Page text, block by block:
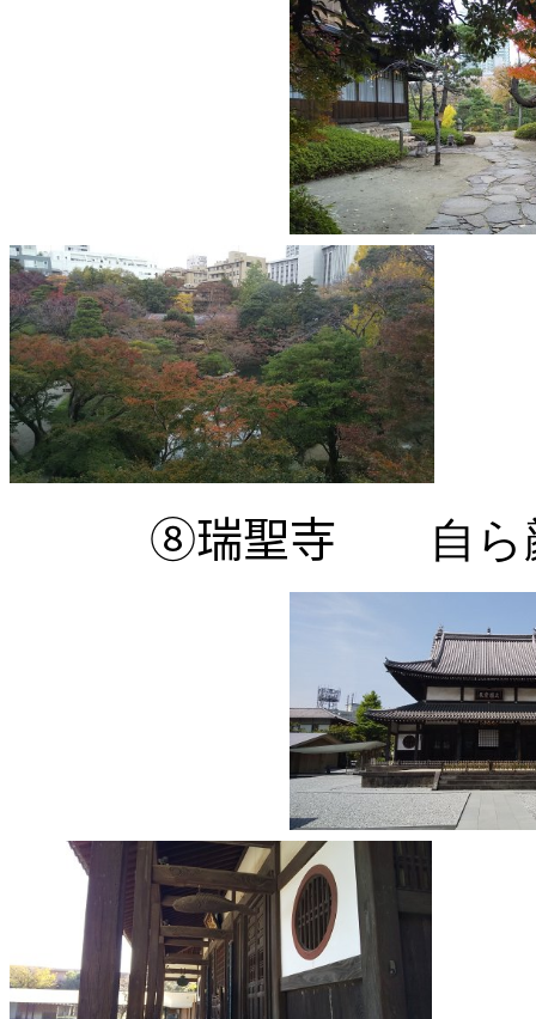
⑧瑞聖寺 自